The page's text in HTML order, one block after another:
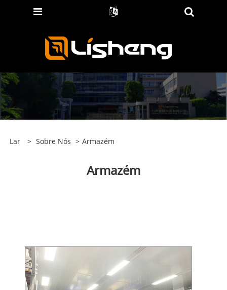
Lar > Sobre Nós > Armazém
Armazém